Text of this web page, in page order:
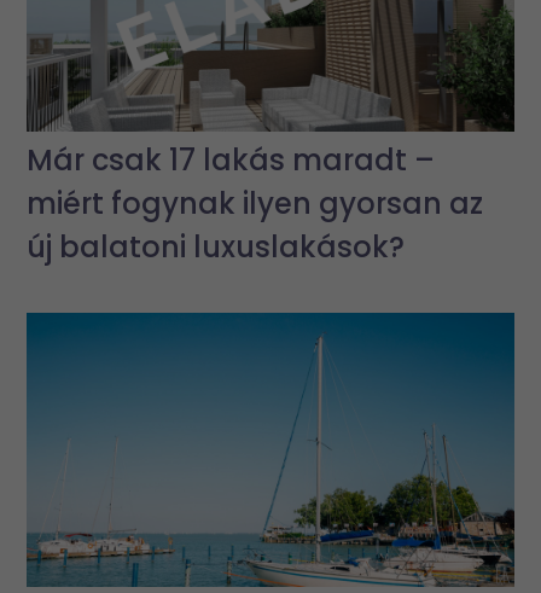
Már csak 17 lakás maradt –
miért fogynak ilyen gyorsan az
új balatoni luxuslakások?